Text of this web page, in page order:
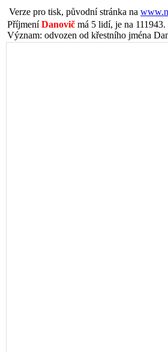
Verze pro tisk, původní stránka na
PříjmeníDanovič má 5 lidí, je na
Význam: odvozen od křestního jména